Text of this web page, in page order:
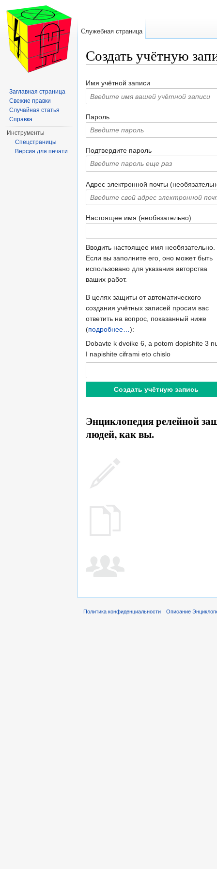
Создать учётную
Имя учётной записи
Пароль
Подтвердите пароль
Адрес электронной почты
Настоящее имя (необязательно)
Вводить настоящее имя необязательно.
Если вы заполните его, оно может быть
использовано для указания авторства
ваших работ.
В целях защиты от автоматического
создания учётных записей просим вас
ответить на вопрос, показанный ниже
(подробнее…):
Dobavte k dvoike 6, a potom dopishite 3
I napishite ciframi eto chislo
Энциклопедия релейной
людей, как вы.
Служебная страница
Заглавная страница
Свежие правки
Случайная статья
Справка
Инструменты
Спецстраницы
Версия для печати
Политика конфиденциальности Описание